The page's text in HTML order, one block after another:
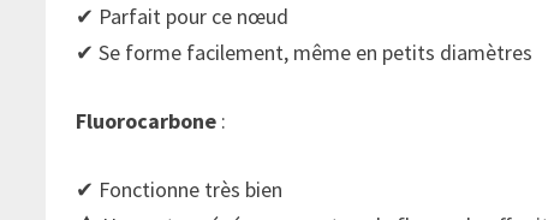
✔ Parfait pour ce nœud
✔ Se forme facilement, même en petits diamètres
Fluorocarbone :
✔ Fonctionne très bien